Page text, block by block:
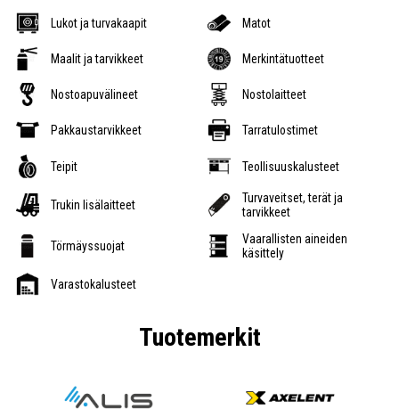
Lukot ja turvakaapit Matot
Maalit ja tarvikkeet Merkintätuotteet
Nostoapuvälineet Nostolaitteet
Pakkaustarvikkeet Tarratulostimet
Teipit Teollisuuskalusteet
Trukin lisälaitteet
Turvaveitset, terät ja
tarvikkeet
Törmäyssuojat
Vaarallisten aineiden
käsittely
Varastokalusteet
Tuotemerkit